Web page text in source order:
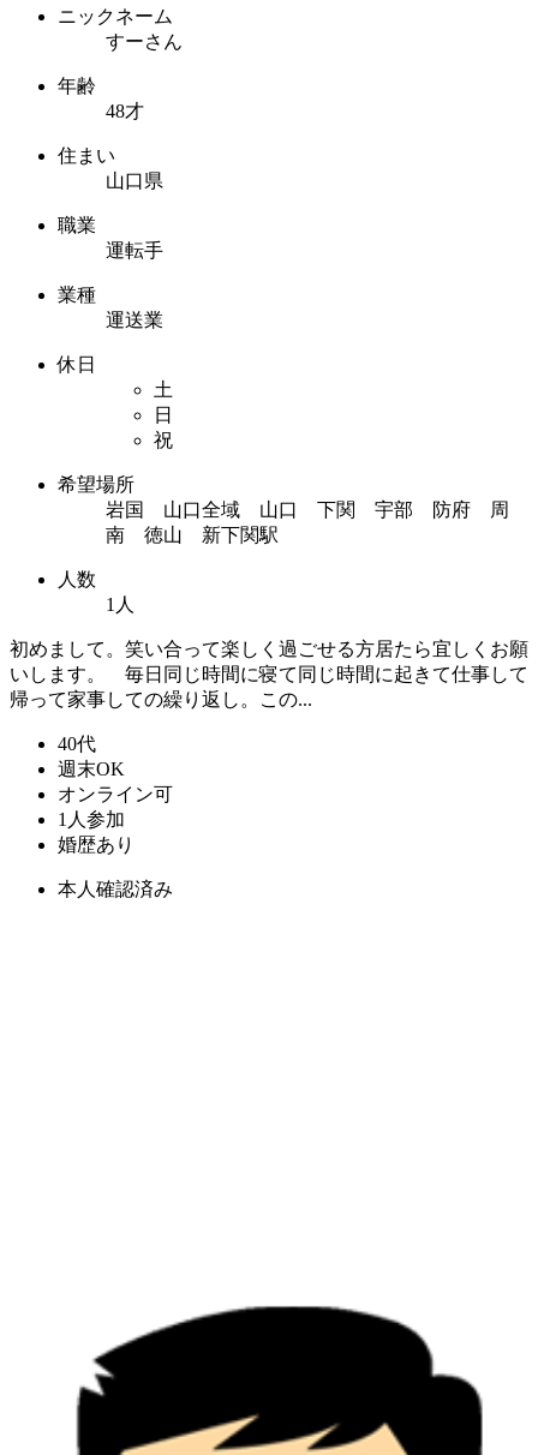
ニックネーム
すーさん
年齢
48才
住まい
山口県
職業
運転手
業種
運送業
休日
土
日
祝
希望場所
岩国 山口全域 山口 下関 宇部 防府 周
南 徳山 新下関駅
人数
1人
初めまして。笑い合って楽しく過ごせる方居たら宜しくお願
いします。 毎日同じ時間に寝て同じ時間に起きて仕事して
帰って家事しての繰り返し。この...
40代
週末OK
オンライン可
1人参加
婚歴あり
本人確認済み